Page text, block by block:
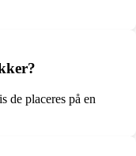
de placeres på en